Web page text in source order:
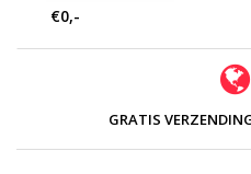
€0,-
GRATIS